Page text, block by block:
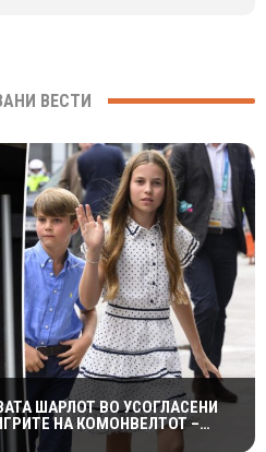
ВЕСТИ
ШАРЛОТ ВО УСОГЛАСЕНИ
НА КОМОНВЕЛТОТ –
ПРИВЛЕЧЕ ЦЕЛОТО ВНИМАНИЕ